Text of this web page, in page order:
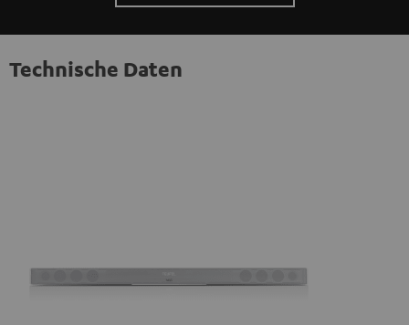
Technische Daten